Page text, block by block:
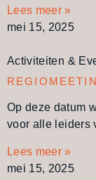
Lees meer »
mei 15, 2025
Activiteiten &
Op deze datum
voor alle leiders
Lees meer »
mei 15, 2025